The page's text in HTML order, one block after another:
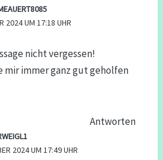
2024 UM 17:18 UHR
nicht vergessen!
mir immer ganz gut geholfen
Antworten
2024 UM 17:49 UHR